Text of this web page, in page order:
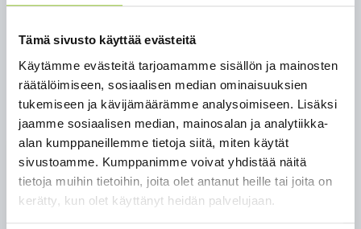
Tämä sivusto käyttää evästeitä
Käytämme evästeitä tarjoamamme sisällön ja mainosten
räätälöimiseen, sosiaalisen median ominaisuuksien
tukemiseen ja kävijämäärämme analysoimiseen. Lisäksi
jaamme sosiaalisen median, mainosalan ja analytiikka-
alan kumppaneillemme tietoja siitä, miten käytät
sivustoamme. Kumppanimme voivat yhdistää näitä
tietoja muihin tietoihin, joita olet antanut heille tai joita on
kerätty, kun olet käyttänyt heidän palvelujaan.
Sykettä sydämeen: syksyn
liikuntatarjontaa